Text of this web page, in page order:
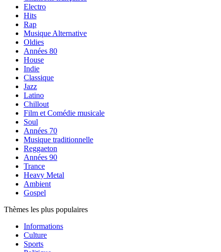
Electro
Hits
Rap
Musique Alternative
Oldies
Années 80
House
Indie
Classique
Jazz
Latino
Chillout
Film et Comédie musicale
Soul
Années 70
Musique traditionnelle
Reggaeton
Années 90
Trance
Heavy Metal
Ambient
Gospel
Thèmes les plus populaires
Informations
Culture
Sports